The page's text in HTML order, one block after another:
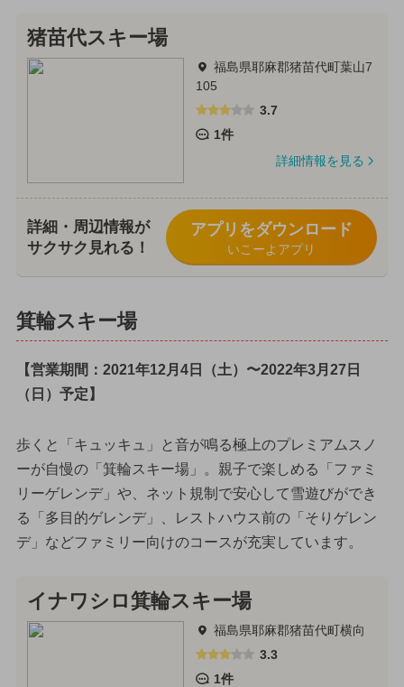
猪苗代スキー場
福島県耶麻郡猪苗代町葉山7
105
3.7
1件
詳細情報を見る
詳細・周辺情報が
サクサク見れる！
アプリをダウンロード
いこーよアプリ
箕輪スキー場
【営業期間：2021年12月4日（土）〜2022年3月27日
（日）予定】
歩くと「キュッキュ」と音が鳴る極上のプレミアムスノ
ーが自慢の「箕輪スキー場」。親子で楽しめる「ファミ
リーゲレンデ」や、ネット規制で安心して雪遊びができ
る「多目的ゲレンデ」、レストハウス前の「そりゲレン
デ」などファミリー向けのコースが充実しています。
イナワシロ箕輪スキー場
福島県耶麻郡猪苗代町横向
3.3
1件